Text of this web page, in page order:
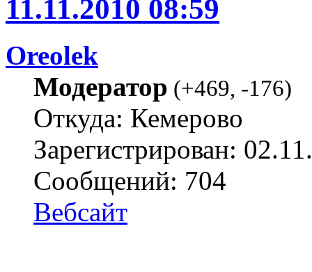
11.11.2010 08:59
Oreolek
Модератор (+469, -176)
Откуда: Кемерово
Зарегистрирован:
Сообщений: 704
Вебсайт